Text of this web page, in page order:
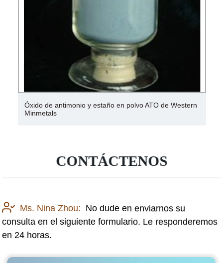
y estaño en polvo ATO de Western
Nanopolvos de
CONTÁCTENOS
Ms. Nina Zhou: No dude en enviarnos su
consulta en el siguiente formulario. Le responderemos
en 24 horas.